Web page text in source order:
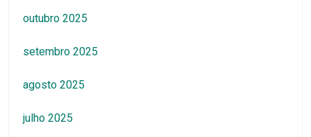
outubro 2025
setembro 2025
agosto 2025
julho 2025